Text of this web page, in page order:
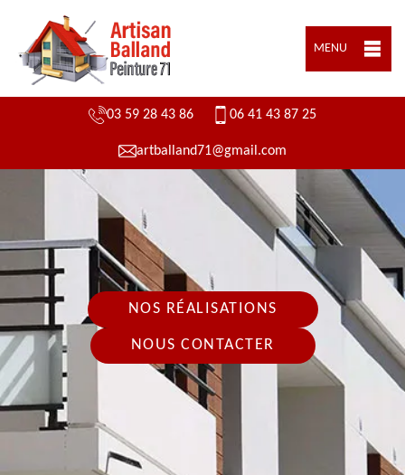
MENU
03 59 28 43 86 06 41 43 87 25
artballand71@gmail.com
NOS RÉALISATIONS
NOUS CONTACTER